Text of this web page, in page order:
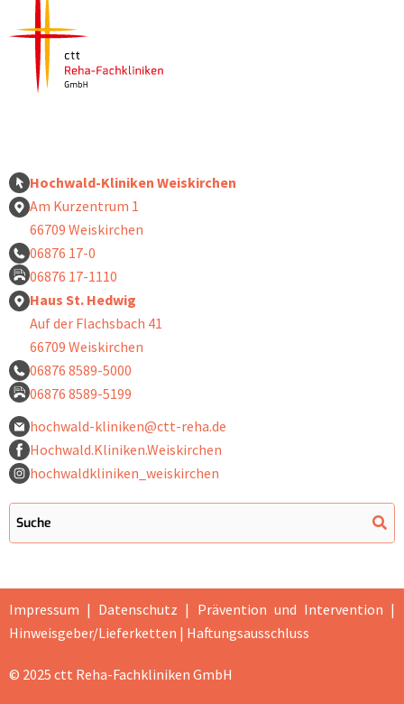
Hochwald-Kliniken Weiskirchen
Am Kurzentrum 1
66709 Weiskirchen
06876 17-0
06876 17-1110
Haus St. Hedwig
Auf der Flachsbach 41
66709 Weiskirchen
06876 8589-5000
06876 8589-5199
hochwald-kliniken@ctt-reha.de
Hochwald.Kliniken.Weiskirchen
hochwaldkliniken_weiskirchen
Impressum | Datenschutz | Prävention und Intervention |
Hinweisgeber/Lieferketten | Haftungsausschluss
© 2025 ctt Reha-Fachkliniken GmbH